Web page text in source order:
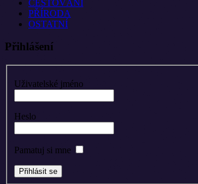
CESTOVÁNÍ
PŘÍRODA
OSTATNÍ
Přihlášení
Uživatelské jméno
Heslo
Pamatuj si mne